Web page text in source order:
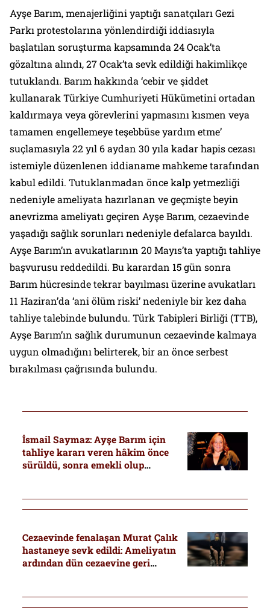
Ayşe Barım, menajerliğini yaptığı sanatçıları Gezi
Parkı protestolarına yönlendirdiği iddiasıyla
başlatılan soruşturma kapsamında 24 Ocak’ta
gözaltına alındı, 27 Ocak’ta sevk edildiği hakimlikçe
tutuklandı. Barım hakkında ‘cebir ve şiddet
kullanarak Türkiye Cumhuriyeti Hükümetini ortadan
kaldırmaya veya görevlerini yapmasını kısmen veya
tamamen engellemeye teşebbüse yardım etme’
suçlamasıyla 22 yıl 6 aydan 30 yıla kadar hapis cezası
istemiyle düzenlenen iddianame mahkeme tarafından
kabul edildi. Tutuklanmadan önce kalp yetmezliği
nedeniyle ameliyata hazırlanan ve geçmişte beyin
anevrizma ameliyatı geçiren Ayşe Barım, cezaevinde
yaşadığı sağlık sorunları nedeniyle defalarca bayıldı.
Ayşe Barım’ın avukatlarının 20 Mayıs’ta yaptığı tahliye
başvurusu reddedildi. Bu karardan 15 gün sonra
Barım hücresinde tekrar bayılması üzerine avukatları
11 Haziran’da ‘ani ölüm riski’ nedeniyle bir kez daha
tahliye talebinde bulundu. Türk Tabipleri Birliği (TTB),
Ayşe Barım’ın sağlık durumunun cezaevinde kalmaya
uygun olmadığını belirterek, bir an önce serbest
bırakılması çağrısında bulundu.
İsmail Saymaz: Ayşe Barım için
tahliye kararı veren hâkim önce
sürüldü, sonra emekli olup
Cezaevinde fenalaşan Murat Çalık
hastaneye sevk edildi: Ameliyatın
ardından dün cezaevine geri